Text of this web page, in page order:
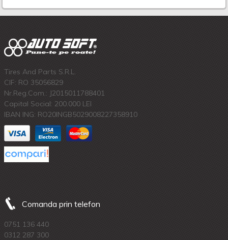
Tires And Parts S.R.L.
CIF: RO 35056829
Nr.Reg.Com.: J2015011788401
Capital Social: 200.000 LEI
IBAN ING: RO20INGB5029008227358910
Comanda prin telefon
0751 136 440
0312 287 300